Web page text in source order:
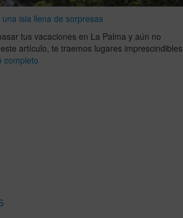
isla llena de sorpresas
tus vacaciones en La Palma y aún no
artículo, te traemos lugares imprescindibles
completo